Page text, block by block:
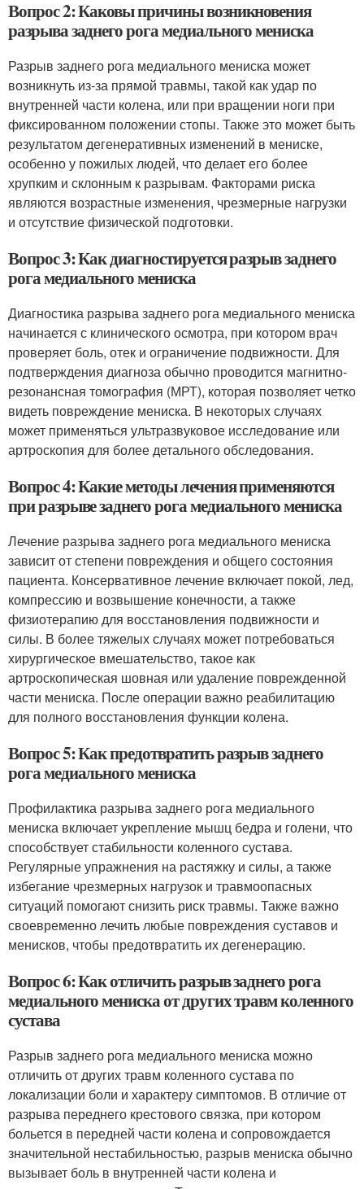
Вопрос 2: Каковы причины возникновения
разрыва заднего рога медиального мениска
Разрыв заднего рога медиального мениска может
возникнуть из-за прямой травмы, такой как удар по
внутренней части колена, или при вращении ноги при
фиксированном положении стопы. Также это может быть
результатом дегенеративных изменений в мениске,
особенно у пожилых людей, что делает его более
хрупким и склонным к разрывам. Факторами риска
являются возрастные изменения, чрезмерные нагрузки
и отсутствие физической подготовки.
Вопрос 3: Как диагностируется разрыв заднего
рога медиального мениска
Диагностика разрыва заднего рога медиального мениска
начинается с клинического осмотра, при котором врач
проверяет боль, отек и ограничение подвижности. Для
подтверждения диагноза обычно проводится магнитно-
резонансная томография (МРТ), которая позволяет четко
видеть повреждение мениска. В некоторых случаях
может применяться ультразвуковое исследование или
артроскопия для более детального обследования.
Вопрос 4: Какие методы лечения применяются
при разрыве заднего рога медиального мениска
Лечение разрыва заднего рога медиального мениска
зависит от степени повреждения и общего состояния
пациента. Консервативное лечение включает покой, лед,
компрессию и возвышение конечности, а также
физиотерапию для восстановления подвижности и
силы. В более тяжелых случаях может потребоваться
хирургическое вмешательство, такое как
артроскопическая шовная или удаление поврежденной
части мениска. После операции важно реабилитацию
для полного восстановления функции колена.
Вопрос 5: Как предотвратить разрыв заднего
рога медиального мениска
Профилактика разрыва заднего рога медиального
мениска включает укрепление мышц бедра и голени, что
способствует стабильности коленного сустава.
Регулярные упражнения на растяжку и силы, а также
избегание чрезмерных нагрузок и травмоопасных
ситуаций помогают снизить риск травмы. Также важно
своевременно лечить любые повреждения суставов и
менисков, чтобы предотвратить их дегенерацию.
Вопрос 6: Как отличить разрыв заднего рога
медиального мениска от других травм коленного
сустава
Разрыв заднего рога медиального мениска можно
отличить от других травм коленного сустава по
локализации боли и характеру симптомов. В отличие от
разрыва переднего крестового связка, при котором
больется в передней части колена и сопровождается
значительной нестабильностью, разрыв мениска обычно
вызывает боль в внутренней части колена и